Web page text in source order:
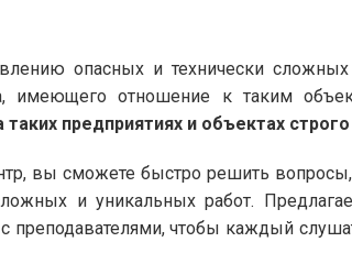
опасных и технически сложных
имеющего отношение к таким
предприятиях и объектах
вы сможете быстро решить
и уникальных работ.
преподавателями, чтобы каждый